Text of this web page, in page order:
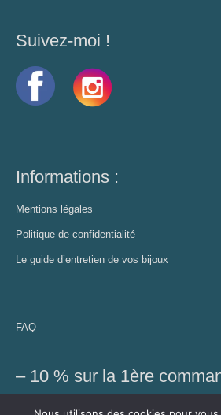
Suivez-moi !
Informations :
Mentions légales
Politique de confidentialité
Le guide d’entretien de vos bijoux
.
FAQ
– 10 % sur la 1ère
Profitez de cette réduction et recevez des